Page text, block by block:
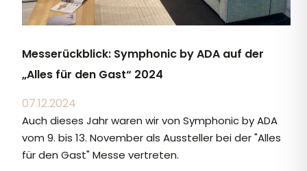
Messerückblick: Symphonic by ADA auf der
„Alles für den Gast“ 2024
07.12.2024
Auch dieses Jahr waren wir von Symphonic by ADA
vom 9. bis 13. November als Aussteller bei der "Alles
für den Gast" Messe vertreten.